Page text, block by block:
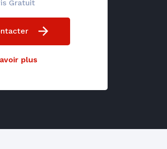
Gratuit
plus